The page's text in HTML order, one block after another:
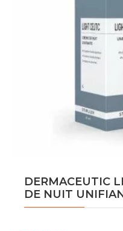
DERMACEUTIC
DE NUIT